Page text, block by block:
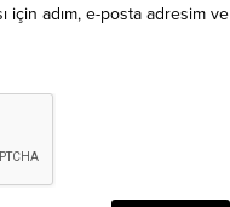
için adım, e-posta adresim ve